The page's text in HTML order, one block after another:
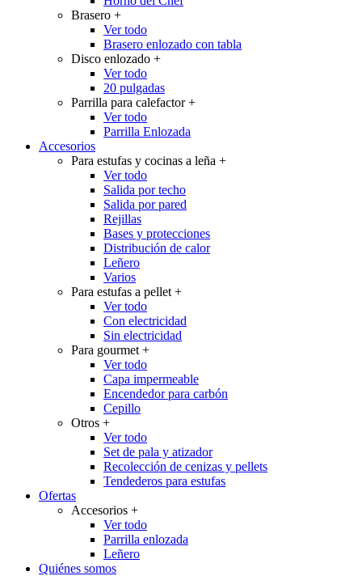
Brasero +
Ver todo
Brasero enlozado con tabla
Disco enlozado +
Ver todo
20 pulgadas
Parrilla para calefactor+
Ver todo
Parrilla Enlozada
Accesorios
Para estufas y cocinas a leña +
Ver todo
Salida por techo
Salida por pared
Rejillas
Bases y protecciones
Distribución de calor
Leñero
Varios
Para estufas a pellet +
Ver todo
Con electricidad
Sin electricidad
Para gourmet +
Ver todo
Capa impermeable
Encendedor para carbón
Cepillo
Otros +
Ver todo
Set de pala y atizador
Recolección de cenizas y pellets
Tendederos para estufas
Ofertas
Accesorios +
Ver todo
Parrilla enlozada
Leñero
Quiénes somos